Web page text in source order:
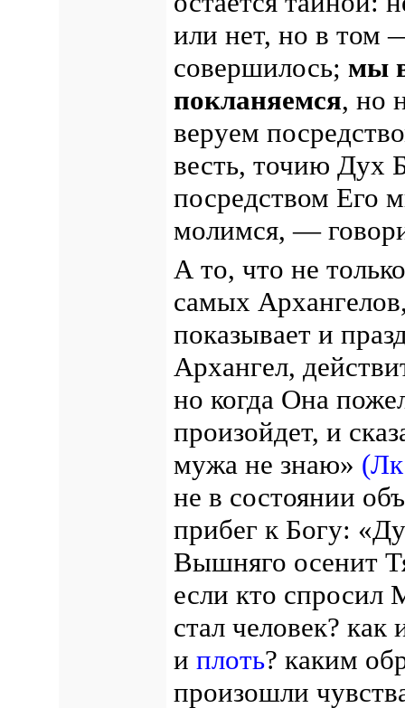
или нет, но в
совершилось; мы
покланяемся, но
веруем
весть, точию Дух
посредством Его
молимся, —
А то, что не
самых
показывает и
Архангел,
но когда Она
произойдет, и
мужа не знаю»
не в состоянии
прибег к Богу:
Вышняго осенит
если кто спросил
стал человек?
и плоть? каким
произошли